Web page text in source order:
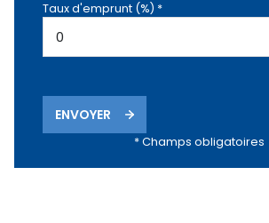
Taux d'emprunt (%) *
ENVOYER
* Champs obligatoires